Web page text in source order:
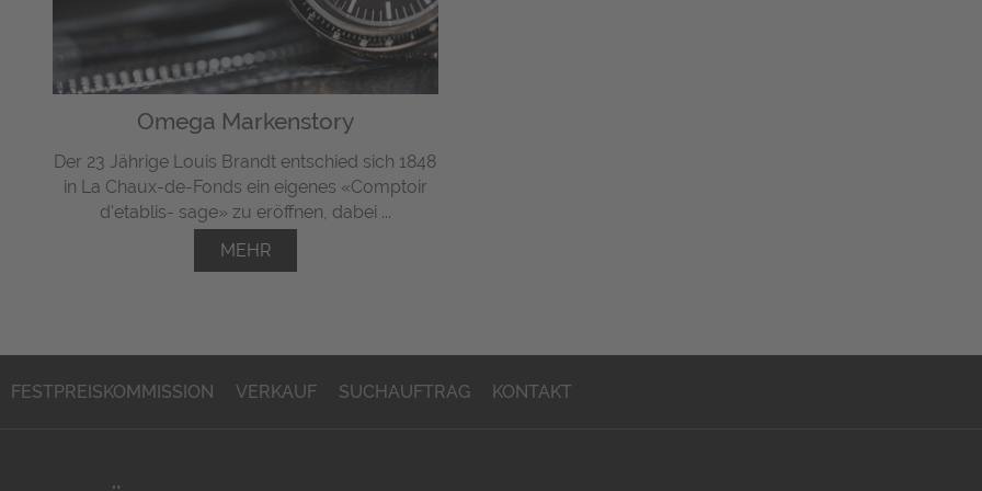
Omega Markenstory
Der 23 Jährige Louis Brandt entschied sich 1848
in La Chaux-de-Fonds ein eigenes «Comptoir
d'etablis- sage» zu eröffnen, dabei ...
MEHR
FESTPREISKOMMISSION VERKAUF SUCHAUFTRAG KONTAKT